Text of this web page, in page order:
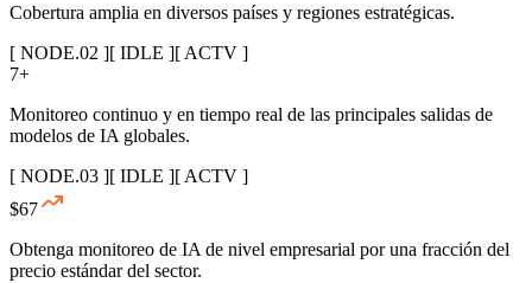
Cobertura amplia en diversos países y regiones estratégicas.
[ NODE.02 ][ IDLE ][ ACTV ]
7+
Monitoreo continuo y en tiempo real de las principales salidas de
modelos de IA globales.
[ NODE.03 ][ IDLE ][ ACTV ]
$67
Obtenga monitoreo de IA de nivel empresarial por una fracción del
precio estándar del sector.